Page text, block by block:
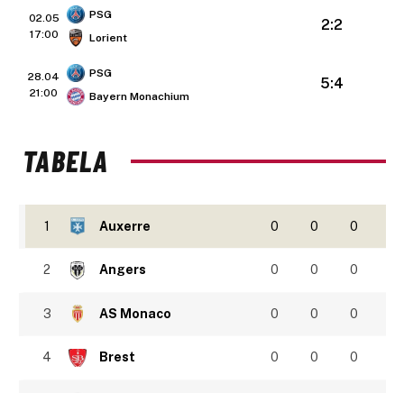
02.05
17:00
PSG
Lorient
2:2
28.04
21:00
PSG
Bayern Monachium
5:4
TABELA
1 Auxerre 0 0 0
2 Angers 0 0 0
3 AS Monaco 0 0 0
4 Brest 0 0 0